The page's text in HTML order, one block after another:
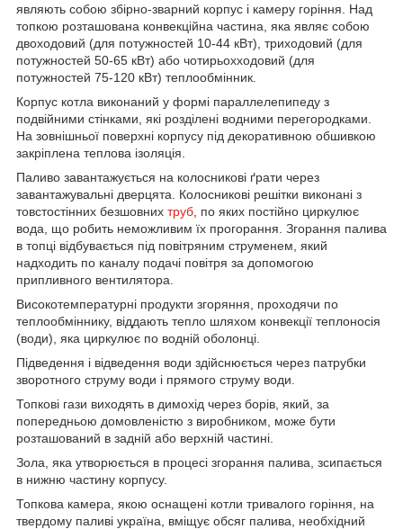
являють собою збірно-зварний корпус і камеру горіння. Над
топкою розташована конвекційна частина, яка являє собою
двоходовий (для потужностей 10-44 кВт), триходовий (для
потужностей 50-65 кВт) або чотирьохходовий (для
потужностей 75-120 кВт) теплообмінник.
Корпус котла виконаний у формі параллелепипеду з
подвійними стінками, які розділені водними перегородками.
На зовнішньої поверхні корпусу під декоративною обшивкою
закріплена теплова ізоляція.
Паливо завантажується на колосникові ґрати через
завантажувальні дверцята. Колосникові решітки виконані з
товстостінних безшовних труб , по яких постійно циркулює
вода, що робить неможливим їх прогорання. Згорання палива
в топці відбувається під повітряним струменем, який
надходить по каналу подачі повітря за допомогою
припливного вентилятора.
Високотемпературні продукти згоряння, проходячи по
теплообміннику, віддають тепло шляхом конвекції теплоносія
(води), яка циркулює по водній оболонці.
Підведення і відведення води здійснюється через патрубки
зворотного струму води і прямого струму води.
Топкові гази виходять в димохід через борів, який, за
попередньою домовленістю з виробником, може бути
розташований в задній або верхній частині.
Зола, яка утворюється в процесі згорання палива, зсипається
в нижню частину корпусу.
Топкова камера, якою оснащені котли тривалого горіння, на
твердому паливі україна, вміщує обсяг палива, необхідний